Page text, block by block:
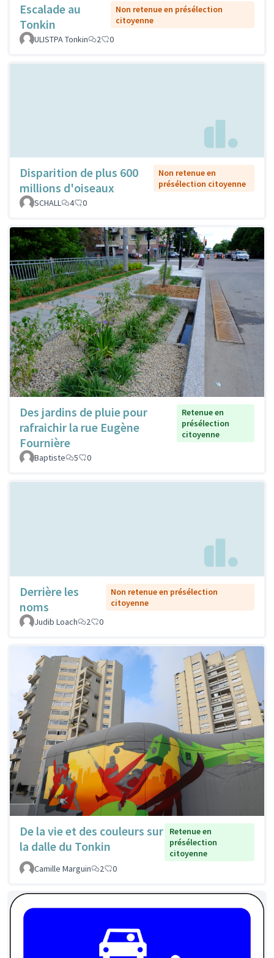
Escalade au
Tonkin
Non retenue en présélection
citoyenne
ULISTPA Tonkin
2 0
Disparition de plus 600
millions d'oiseaux
Non retenue en
présélection citoyenne
SCHALL
4 0
Des jardins de pluie pour
rafraichir la rue Eugène
Fournière
Retenue en
présélection
citoyenne
Baptiste 5 0
Derrière les
noms
Non retenue en présélection
citoyenne
Judib Loach
2 0
De la vie et des couleurs sur
la dalle du Tonkin
Retenue en
présélection
citoyenne
Camille Marguin
2 0